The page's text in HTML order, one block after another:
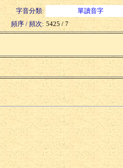
字音分類:
單讀音字
頻序 / 頻次: 5425 / 7